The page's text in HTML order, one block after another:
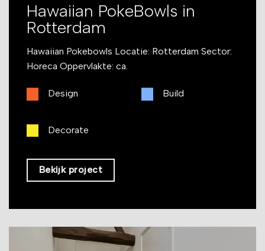
Hawaiian PokeBowls in
Rotterdam
Hawaiian Pokebowls Locatie: Rotterdam Sector:
Horeca Oppervlakte: ca.
Design Build
Decorate
Bekijk project